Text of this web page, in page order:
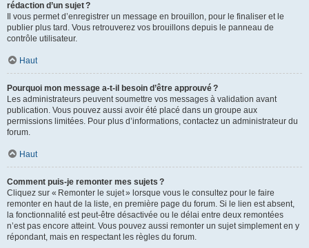
rédaction d’un sujet ?
Il vous permet d’enregistrer un message en brouillon, pour le finaliser et le
publier plus tard. Vous retrouverez vos brouillons depuis le panneau de
contrôle utilisateur.
Haut
Pourquoi mon message a-t-il besoin d’être approuvé ?
Les administrateurs peuvent soumettre vos messages à validation avant
publication. Vous pouvez aussi avoir été placé dans un groupe aux
permissions limitées. Pour plus d’informations, contactez un administrateur du
forum.
Haut
Comment puis-je remonter mes sujets ?
Cliquez sur « Remonter le sujet » lorsque vous le consultez pour le faire
remonter en haut de la liste, en première page du forum. Si le lien est absent,
la fonctionnalité est peut-être désactivée ou le délai entre deux remontées
n’est pas encore atteint. Vous pouvez aussi remonter un sujet simplement en y
répondant, mais en respectant les règles du forum.